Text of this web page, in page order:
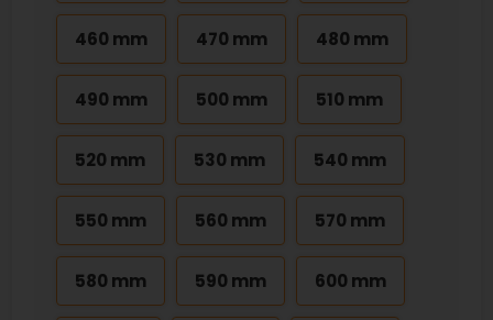
460 mm 470 mm 480 mm
490 mm 500 mm 510 mm
520 mm 530 mm 540 mm
550 mm 560 mm 570 mm
580 mm 590 mm 600 mm